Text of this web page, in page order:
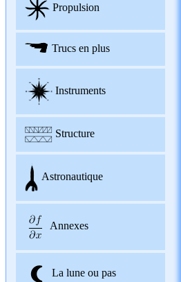
Propulsion
Trucs en plus
Instruments
Structure
Astronautique
Annexes
La lune ou pas